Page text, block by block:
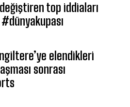
top iddiaları
elendikleri
sonrası